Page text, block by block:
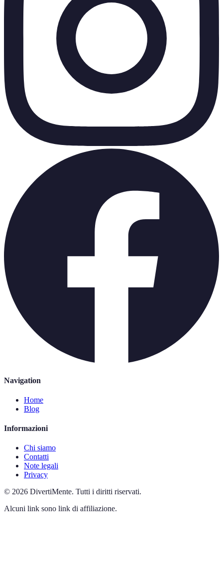
Navigation
Home
Blog
Informazioni
Chi siamo
Contatti
Note legali
Privacy
© 2026 DivertiMente. Tutti i diritti riservati.
Alcuni link sono link di affiliazione.